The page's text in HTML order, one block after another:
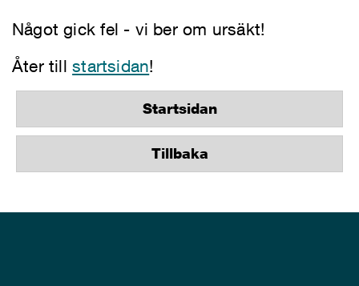
Något gick fel - vi ber om ursäkt!
Åter tillstartsidan!
Startsidan
Tillbaka